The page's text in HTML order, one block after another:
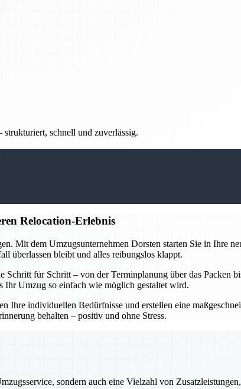
schnell und zuverlässig.
Relocation-Erlebnis
Mit dem Umzugsunternehmen Dorsten starten Sie in Ihre
überlassen bleibt und alles reibungslos klappt.
für Schritt – von der Terminplanung über das Packen
Ihr Umzug so einfach wie möglich gestaltet wird.
Ihre individuellen Bedürfnisse und erstellen eine
behalten – positiv und ohne Stress.
sondern auch eine Vielzahl von